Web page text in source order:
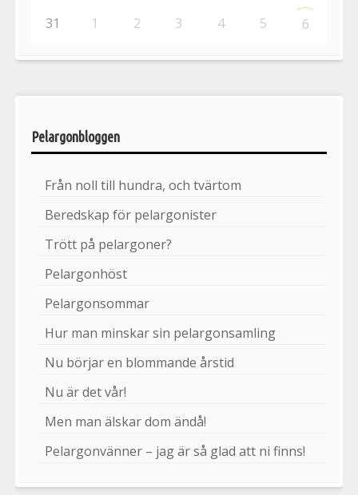
31 1 2 3 4 5 6
Pelargonbloggen
Från noll till hundra, och tvärtom
Beredskap för pelargonister
Trött på pelargoner?
Pelargonhöst
Pelargonsommar
Hur man minskar sin pelargonsamling
Nu börjar en blommande årstid
Nu är det vår!
Men man älskar dom ändå!
Pelargonvänner – jag är så glad att ni finns!